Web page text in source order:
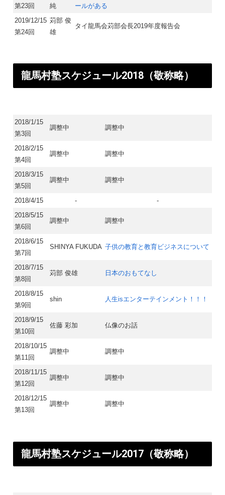
第23回
純
ールがある
2019/12/15
第24回
苅部 俊
雄
タイ龍馬会苅部会長2019年度報告会
龍馬村塾スケジュール2018（敬称略）​
2018/1/15
第3回
調整中 調整中
2018/2/15
第4回
調整中 調整中
2018/3/15
第5回
調整中 調整中
2018/4/15 -
-
2018/5/15
第6回
調整中 調整中
2018/6/15
第7回
SHINYA FUKUDA 子供の教育と教育ビジネスについて
2018/7/15
第8回
苅部 俊雄 日本のおもてなし
2018/8/15
第9回
shin 人生isエンターテインメント！！！
2018/9/15
第10回
佐藤 彩加 仏像のお話
2018/10/15
第11回
調整中 調整中
2018/11/15
第12回
調整中 調整中
2018/12/15
第13回
調整中 調整中
龍馬村塾スケジュール2017（敬称略）​